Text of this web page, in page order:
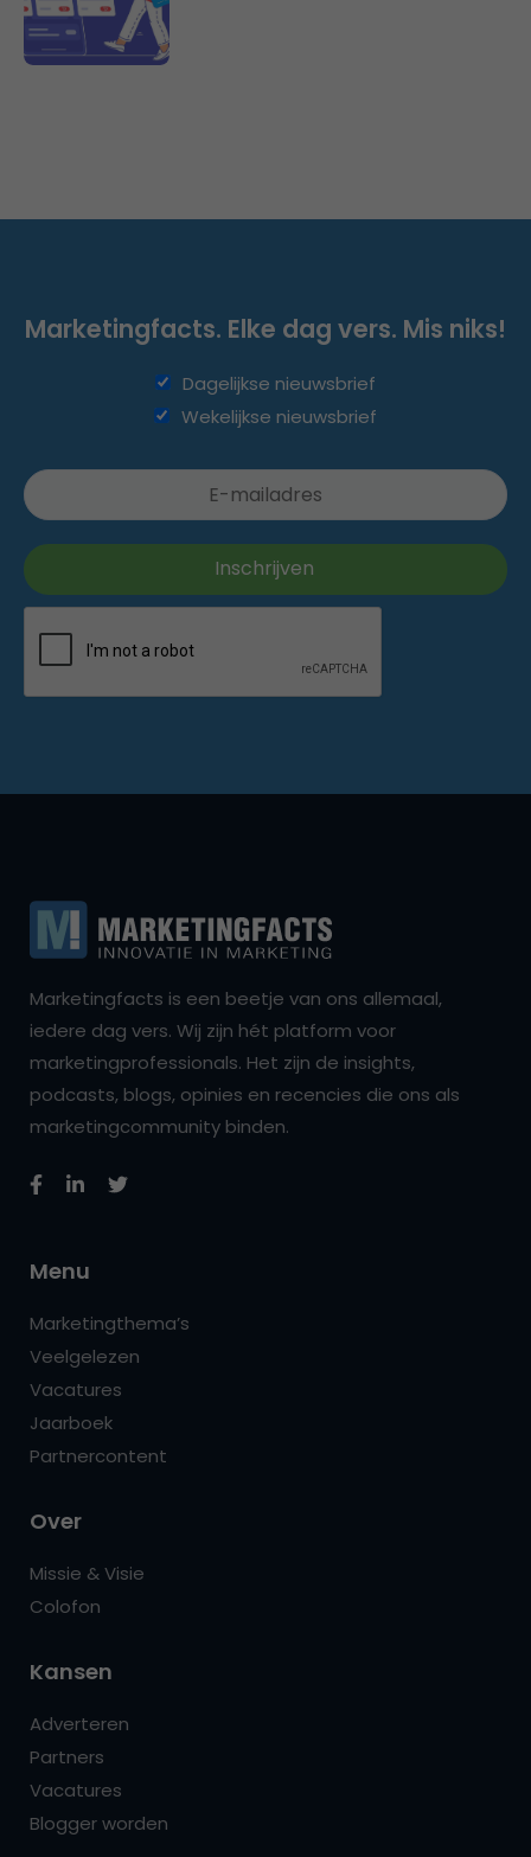
Marketingfacts. Elke dag vers. Mis niks!
Dagelijkse nieuwsbrief
Wekelijkse nieuwsbrief
Marketingfacts is een beetje van ons allemaal,
iedere dag vers. Wij zijn hét platform voor
marketingprofessionals. Het zijn de insights,
podcasts, blogs, opinies en recencies die ons als
marketingcommunity binden.
Menu
Marketingthema’s
Veelgelezen
Vacatures
Jaarboek
Partnercontent
Over
Missie & Visie
Colofon
Kansen
Adverteren
Partners
Vacatures
Blogger worden